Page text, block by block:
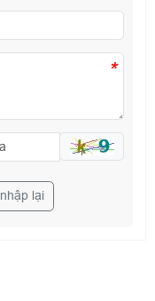
*
nhập lại